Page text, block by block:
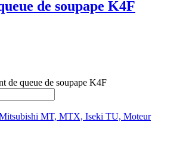
de soupape K4F
de queue de soupape K4F